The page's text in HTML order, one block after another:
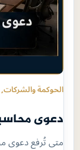
الحوكمة والشركات,
دعوى
متى تُرفع دعوى